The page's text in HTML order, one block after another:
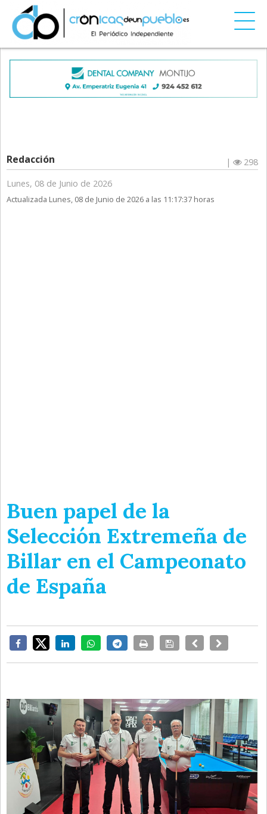
Redacción |
298
Lunes, 08 de Junio de 2026
Actualizada Lunes, 08 de Junio de 2026 a las 11:17:37 horas
Buen papel de la
Selección Extremeña de
Billar en el Campeonato
de España